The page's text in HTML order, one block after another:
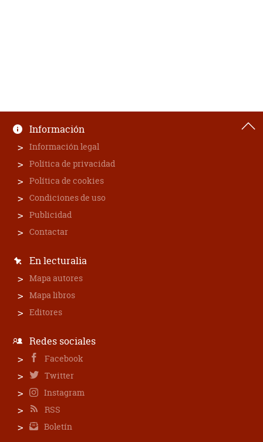
Información
Información legal
Política de privacidad
Política de cookies
Condiciones de uso
Publicidad
Contactar
En lecturalia
Mapa autores
Mapa libros
Editores
Redes sociales
Facebook
Twitter
Instagram
RSS
Boletín